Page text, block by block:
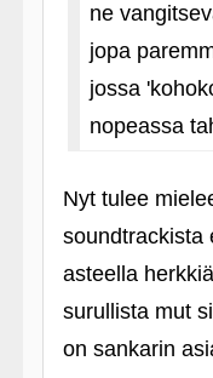
ne
jopa
jossa
nopeassa
Nyt tulee
soundtrackista
asteella
surullista mut
on sankarin